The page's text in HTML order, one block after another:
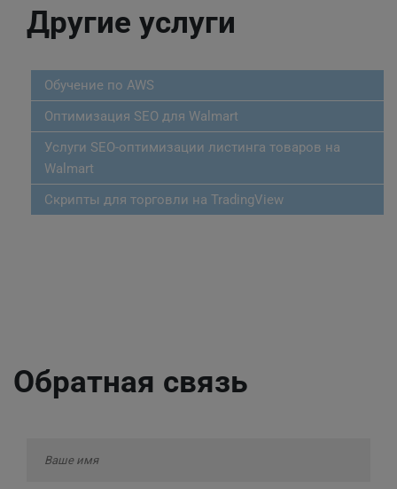
Другие услуги
Обучение по AWS
Оптимизация SEO для Walmart
Услуги SEO-оптимизации листинга товаров на
Walmart
Скрипты для торговли на TradingView
Обратная связь